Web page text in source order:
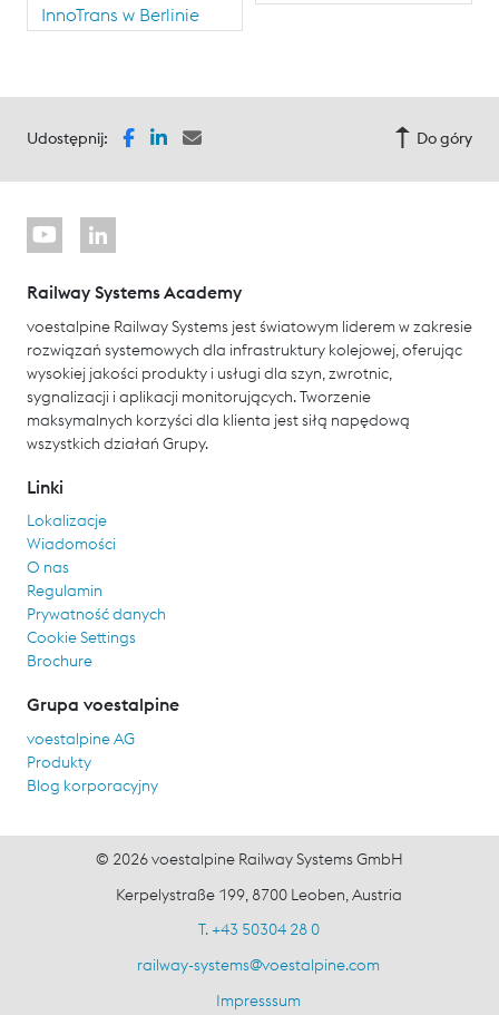
InnoTrans w Berlinie
Udostępnij: Do góry
Railway Systems Academy
voestalpine Railway Systems jest światowym liderem w zakresie
rozwiązań systemowych dla infrastruktury kolejowej, oferując
wysokiej jakości produkty i usługi dla szyn, zwrotnic,
sygnalizacji i aplikacji monitorujących. Tworzenie
maksymalnych korzyści dla klienta jest siłą napędową
wszystkich działań Grupy.
Linki
Lokalizacje
Wiadomości
O nas
Regulamin
Prywatność danych
Cookie Settings
Brochure
Grupa voestalpine
voestalpine AG
Produkty
Blog korporacyjny
© 2026 voestalpine Railway Systems GmbH
Kerpelystraße 199, 8700 Leoben, Austria
T. +43 50304 28 0
railway-systems@voestalpine.com
Impresssum